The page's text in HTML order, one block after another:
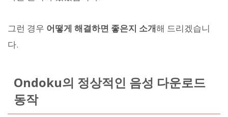
그런 경우 어떻게 해결하면 좋은지 소개해 드리겠습니
다.
Ondoku의 정상적인 음성 다운로드
동작